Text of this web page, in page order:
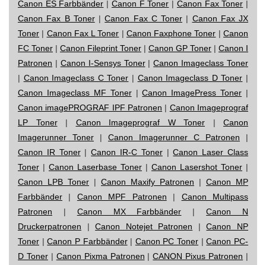
Canon ES Farbbänder | Canon F Toner | Canon Fax Toner |
Canon Fax B Toner|Canon Fax C Toner | Canon Fax JX
Toner | Canon Fax L Toner | Canon Faxphone Toner |Canon
FC Toner | Canon Fileprint Toner | Canon GP Toner | Canon I
Patronen | Canon I-Sensys Toner|Canon Imageclass Toner
| Canon Imageclass C Toner | Canon Imageclass D Toner |
Canon Imageclass MF Toner|Canon ImagePress Toner |
Canon imagePROGRAF IPF Patronen | Canon Imageprograf
LP Toner| Canon Imageprograf W Toner | Canon
Imagerunner Toner | Canon Imagerunner C Patronen |
Canon IR Toner|Canon IR-C Toner|Canon Laser Class
Toner | Canon Laserbase Toner | Canon Lasershot Toner |
Canon LPB Toner | Canon Maxify Patronen | Canon MP
Farbbänder | Canon MPF Patronen | Canon Multipass
Patronen | Canon MX Farbbänder |Canon N
Druckerpatronen |Canon Notejet Patronen |Canon NP
Toner |Canon P Farbbänder| Canon PC Toner |Canon PC-
D Toner| Canon Pixma Patronen |CANON Pixus Patronen |